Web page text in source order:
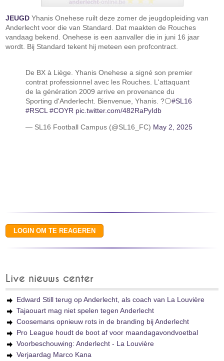
JEUGD Yhanis Onehese ruilt deze zomer de jeugdopleiding van
Anderlecht voor die van Standard. Dat maakten de Rouches
vandaag bekend. Onehese is een aanvaller die in juni 16 jaar
wordt. Bij Standard tekent hij meteen een profcontract.
De BX à Liège. Yhanis Onehese a signé son premier
contrat professionnel avec les Rouches. L'attaquant
de la génération 2009 arrive en provenance du
Sporting d'Anderlecht. Bienvenue, Yhanis. ?⚪️#SL16
#RSCL #COYR pic.twitter.com/482RaPyIdb
— SL16 Football Campus (@SL16_FC) May 2, 2025
Live nieuws center
Edward Still terug op Anderlecht, als coach van La Louvière
Tajaouart mag niet spelen tegen Anderlecht
Coosemans opnieuw rots in de branding bij Anderlecht
Pro League houdt de boot af voor maandagavondvoetbal
Voorbeschouwing: Anderlecht - La Louvière
Verjaardag Marco Kana